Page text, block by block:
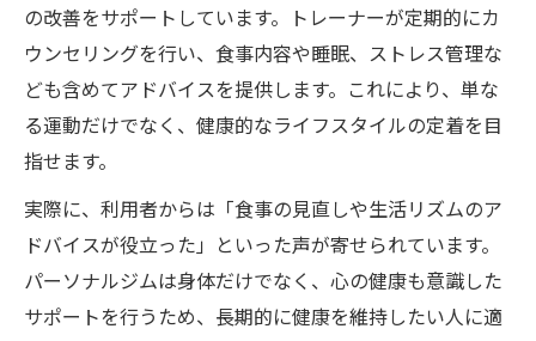
の改善をサポートしています。トレーナーが定期的にカ
ウンセリングを行い、食事内容や睡眠、ストレス管理な
ども含めてアドバイスを提供します。これにより、単な
る運動だけでなく、健康的なライフスタイルの定着を目
指せます。
実際に、利用者からは「食事の見直しや生活リズムのア
ドバイスが役立った」といった声が寄せられています。
パーソナルジムは身体だけでなく、心の健康も意識した
サポートを行うため、長期的に健康を維持したい人に適